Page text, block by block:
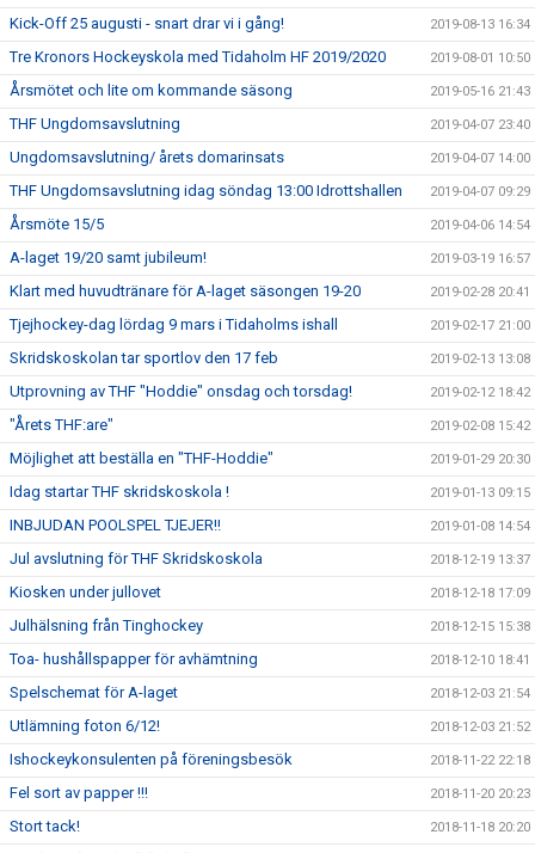
Kick-Off 25 augusti - snart drar vi i gång! 2019-08-13 16:34
Tre Kronors Hockeyskola med Tidaholm HF 2019/2020 2019-08-01 10:50
Årsmötet och lite om kommande säsong 2019-05-16 21:43
THF Ungdomsavslutning 2019-04-07 23:40
Ungdomsavslutning/ årets domarinsats 2019-04-07 14:00
THF Ungdomsavslutning idag söndag 13:00 Idrottshallen 2019-04-07 09:29
Årsmöte 15/5 2019-04-06 14:54
A-laget 19/20 samt jubileum! 2019-03-19 16:57
Klart med huvudtränare för A-laget säsongen 19-20 2019-02-28 20:41
Tjejhockey-dag lördag 9 mars i Tidaholms ishall 2019-02-17 21:00
Skridskoskolan tar sportlov den 17 feb 2019-02-13 13:08
Utprovning av THF "Hoddie" onsdag och torsdag! 2019-02-12 18:42
"Årets THF:are" 2019-02-08 15:42
Möjlighet att beställa en "THF-Hoddie" 2019-01-29 20:30
Idag startar THF skridskoskola ! 2019-01-13 09:15
INBJUDAN POOLSPEL TJEJER!! 2019-01-08 14:54
Jul avslutning för THF Skridskoskola 2018-12-19 13:37
Kiosken under jullovet 2018-12-18 17:09
Julhälsning från Tinghockey 2018-12-15 15:38
Toa- hushållspapper för avhämtning 2018-12-10 18:41
Spelschemat för A-laget 2018-12-03 21:54
Utlämning foton 6/12! 2018-12-03 21:52
Ishockeykonsulenten på föreningsbesök 2018-11-22 22:18
Fel sort av papper !!! 2018-11-20 20:23
Stort tack! 2018-11-18 20:20